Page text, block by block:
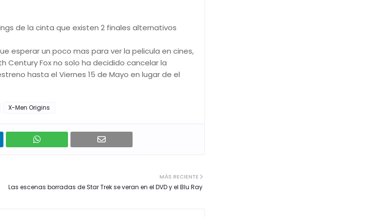
de la cinta que existen 2 finales alternativos
esperar un poco mas para ver la pelicula en cines,
Century Fox no solo ha decidido cancelar la
hasta el Viernes 15 de Mayo en lugar de el
X-Men Origins
MÁS RECIENTE
Las escenas borradas de Star Trek se veran en el DVD y el Blu Ray